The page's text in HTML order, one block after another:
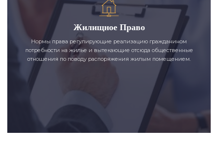
Жилищное Право
Нормы права регулирующие реализацию гражданином
потребности на жилье и вытекающие отсюда общественные
отношения по поводу распоряжения жилым помещением.